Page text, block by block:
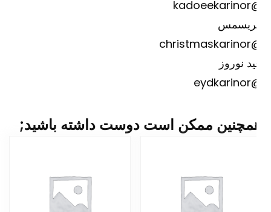
نوروز
ممکن است دوست داشته باشید;